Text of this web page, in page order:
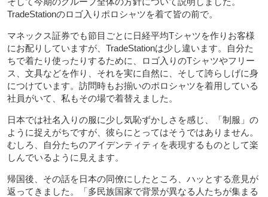
TradeStationのロゴ入りポロシャツを着て皆の前で。
マネックス証券でも節目ごとに日経平均Tシャツを作りお客様
にお配りしていますが、TradeStationは少し違います。自分た
ちで着たり使ったりするために、ロゴ入りのTシャツやフリー
ス、文具などを作り、それを実に自然に、そして誇らしげに身
につけています。訪問時もお揃いのポロシャツを着用している
社員がいて、私もその場で着替えました。
日本では社名入りの服に少し気恥ずかしさを感じ、「制服」の
ように捉えがちですが、彼らにとってはそうではありません。
むしろ、自分たちのアイデンティティを表現するものとして楽
しんでいるように見えます。
帰国後、その話を日本の同僚にしたところ、ハッとする意見が
返ってきました。「多民族国家で背景が異なる人たちが集まる